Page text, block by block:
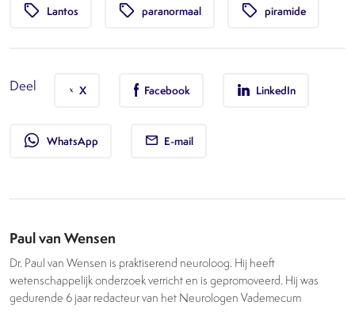
local_offer Lantos local_offer paranormaal local_offer piramide
Deel X Facebook LinkedIn
whatsapp WhatsApp E-mail
Paul van Wensen
Dr. Paul van Wensen is praktiserend neuroloog. Hij heeft
wetenschappelijk onderzoek verricht en is gepromoveerd. Hij was
gedurende 6 jaar redacteur van het Neurologen Vademecum